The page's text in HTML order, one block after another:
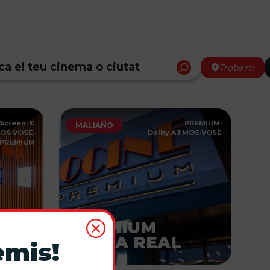
Troba'm
Screen-X·
·VOSE·
PREMIUM
MALIAÑO PREMIUM·
Dolby ATMOS·VOSE
PREMIUM
BAHÍA REAL